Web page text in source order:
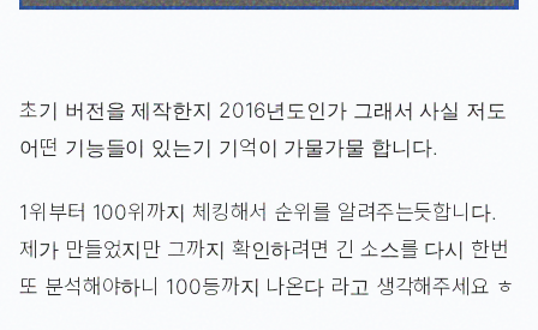
초기 버전을 제작한지 2016년도인가 그래서 사실 저도
어떤 기능들이 있는기 기억이 가물가물 합니다.
1위부터 100위까지 체킹해서 순위를 알려주는듯합니다.
제가 만들었지만 그까지 확인하려면 긴 소스를 다시 한번
또 분석해야하니 100등까지 나온다 라고 생각해주세요 ㅎ